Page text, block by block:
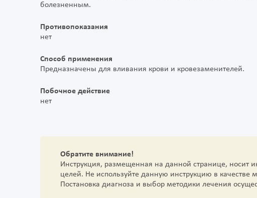
болезненным.
Противопоказания
нет
Способ применения
Предназначены для вливания крови и кровезаменителей.
Побочное действие
нет
Обратите внимание!
Инструкция, размещенная на данной странице, носит
целей. Не используйте данную инструкцию в качестве
Постановка диагноза и выбор методики лечения